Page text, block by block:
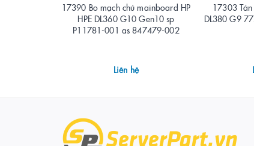
17390 Bo mạch chủ mainboard HP
HPE DL360 G10 Gen10 sp
P11781-001 as 847479-002
Liên hệ
17303
DL380 G9